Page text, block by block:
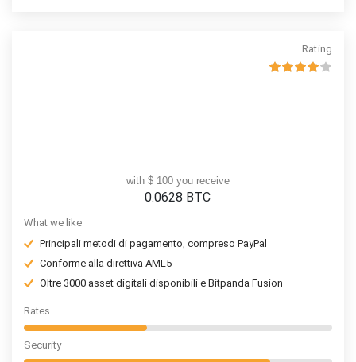
Rating
with $ 100 you receive
0.0628 BTC
What we like
Principali metodi di pagamento, compreso PayPal
Conforme alla direttiva AML5
Oltre 3000 asset digitali disponibili e Bitpanda Fusion
Rates
Security